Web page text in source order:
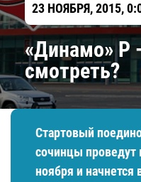
23 НОЯБРЯ, 2015,
«Динамо» Р
смотреть?
​Стартовый
сочинцы проведут
ноября и начнется